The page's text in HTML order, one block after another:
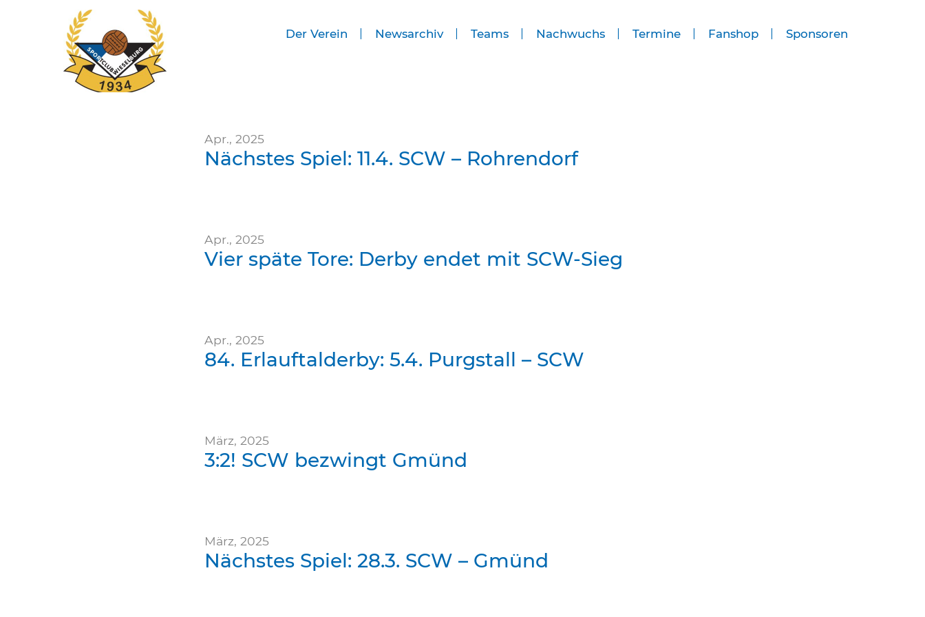
Der Verein Newsarchiv Teams Nachwuchs Termine Fanshop Sponsoren
Apr., 2025
Nächstes Spiel: 11.4. SCW – Rohrendorf
Apr., 2025
Vier späte Tore: Derby endet mit SCW-Sieg
Apr., 2025
84. Erlauftalderby: 5.4. Purgstall – SCW
März, 2025
3:2! SCW bezwingt Gmünd
März, 2025
Nächstes Spiel: 28.3. SCW – Gmünd